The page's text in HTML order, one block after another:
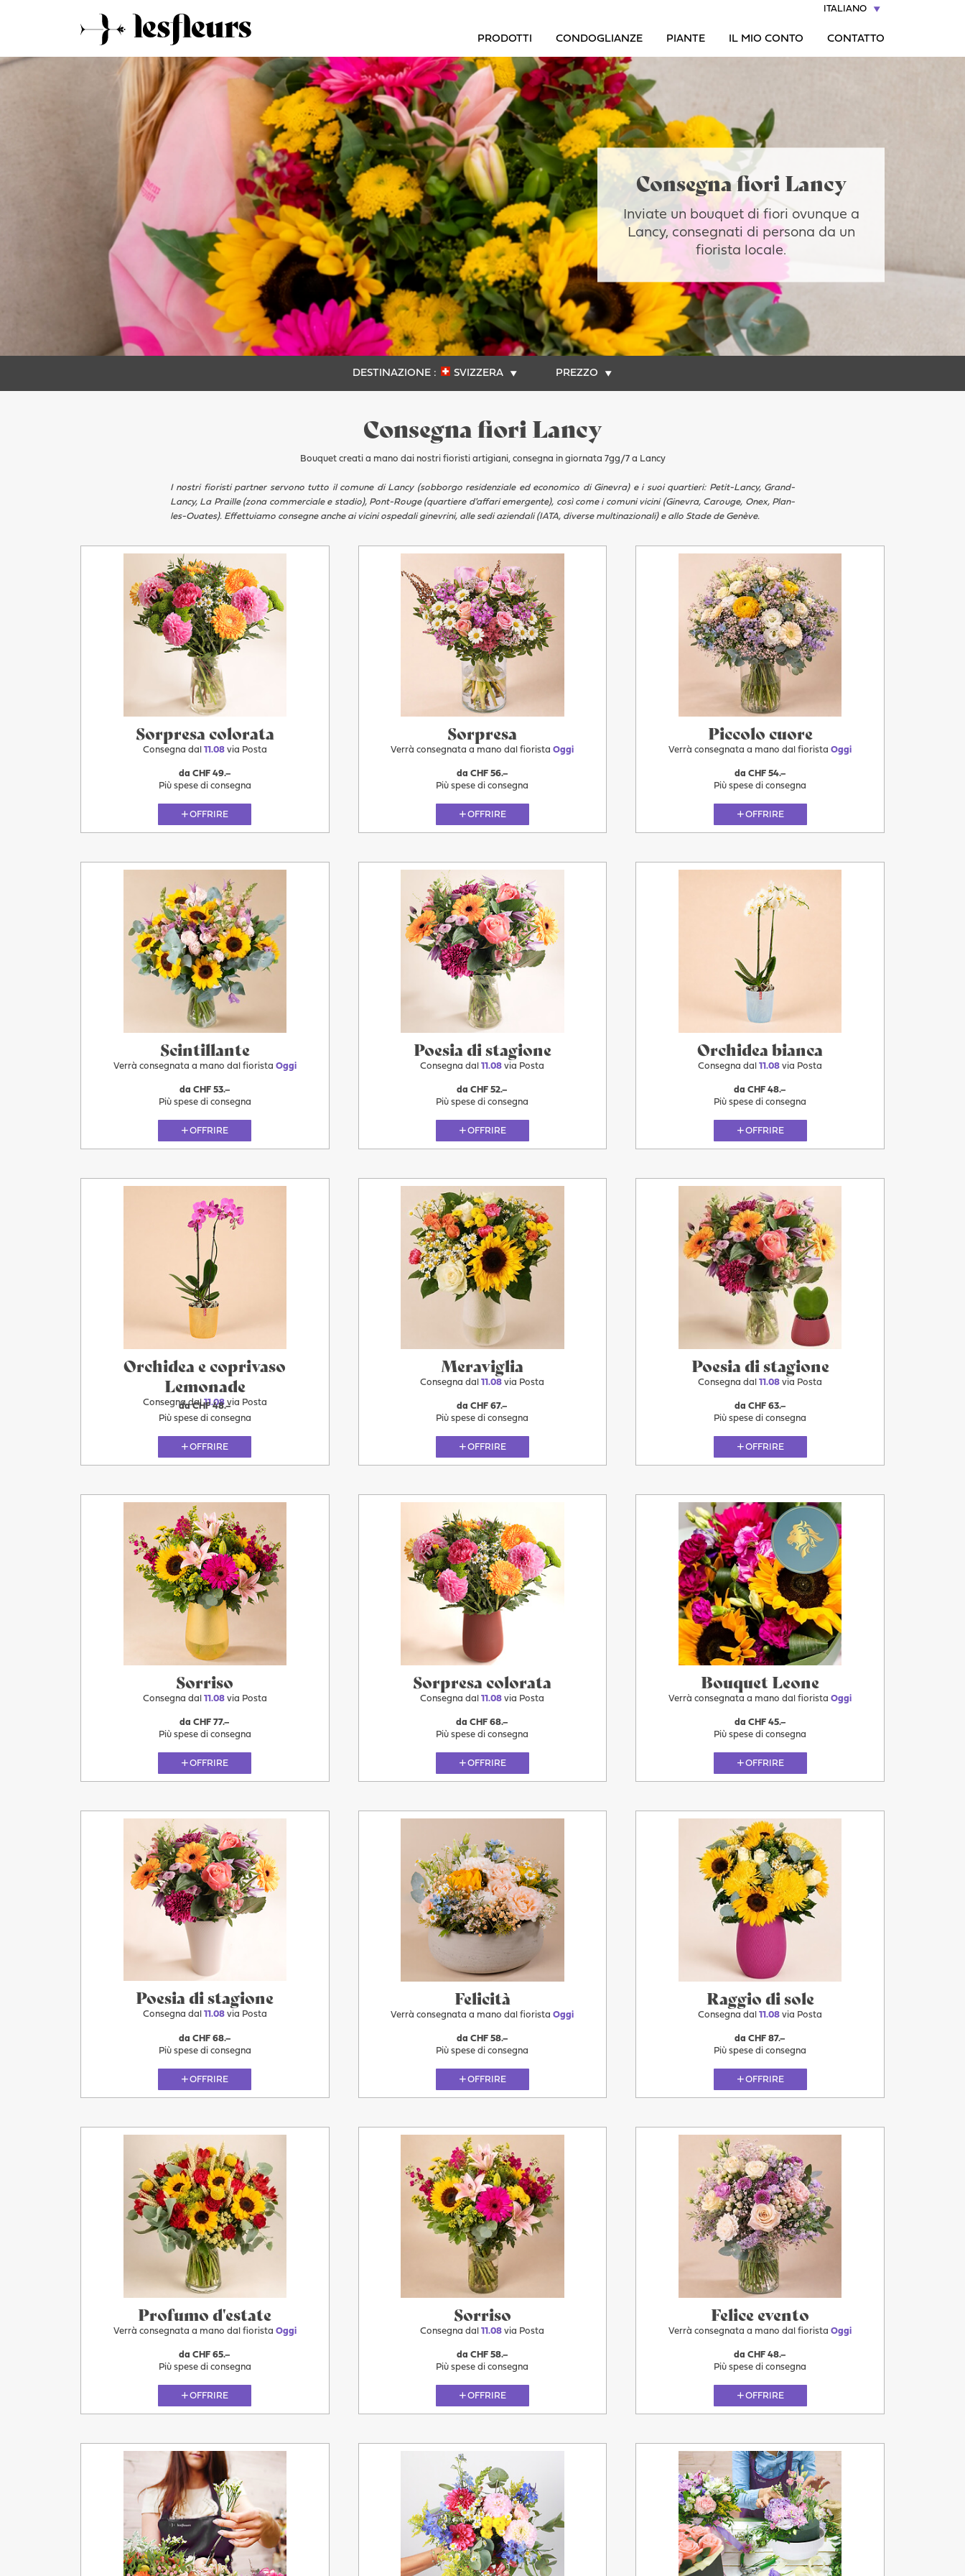
ITALIANO
PRODOTTI CONDOGLIANZE PIANTE IL MIO CONTO CONTATTO
Consegna fiori Lancy
Inviate un bouquet di fiori ovunque a
Lancy, consegnati di persona da un
fiorista locale.
DESTINAZIONE : SVIZZERA PREZZO
Consegna fiori Lancy
Bouquet creati a mano dai nostri fioristi artigiani, consegna in giornata 7gg/7 a Lancy
I nostri fioristi partner servono tutto il comune di Lancy (sobborgo residenziale ed economico di Ginevra) e i suoi quartieri: Petit-Lancy, Grand-
Lancy, La Praille (zona commerciale e stadio), Pont-Rouge (quartiere d'affari emergente), così come i comuni vicini (Ginevra, Carouge, Onex, Plan-
les-Ouates). Effettuiamo consegne anche ai vicini ospedali ginevrini, alle sedi aziendali (IATA, diverse multinazionali) e allo Stade de Genève.
Sorpresa colorata
Consegna dal 11.08via Posta
11.08
da CHF 49.–
Più spese di consegna
OFFRIRE
Sorpresa
Verrà consegnata a mano dal fioristaOggi
Più
Oggi
da CHF 56.–
Più spese di consegna
OFFRIRE
Piccolo cuore
Verrà consegnata a mano dal fioristaOggi
Oggi
da CHF 54.–
Più spese di consegna
OFFRIRE
Scintillante
Verrà consegnata a mano dal fiorista Oggi
Oggi
da CHF 53.–
Più spese di consegna
OFFRIRE
Poesia di stagione
Consegna dal11.08 via Posta
11.08
da CHF 52.–
Più spese di consegna
OFFRIRE
Orchidea bianca
Consegna dal11.08 via Posta
11.08
da CHF 48.–
Più spese di consegna
OFFRIRE
Orchidea e coprivaso
Lemonade
Consegna dal11.08via Posta
da CHF 48.–
Più spese di consegna
OFFRIRE
Meraviglia
Consegna dal11.08 via Posta
Più
11.08
da CHF 67.–
Più spese di consegna
OFFRIRE
Poesia di stagione
Consegna dal11.08 via Posta
11.08
da CHF 63.–
Più spese di consegna
OFFRIRE
Sorriso
Consegna dal 11.08via Posta
11.08
da CHF 77.–
Più spese di consegna
OFFRIRE
Sorpresa colorata
Consegna dal11.08 via Posta
11.08
da CHF 68.–
Più spese di consegna
OFFRIRE
Bouquet Leone
Verrà consegnata a mano dal fioristaOggi
Più
Oggi
da CHF 45.–
Più spese di consegna
OFFRIRE
Poesia di stagione
Consegna dal 11.08via Posta
11.08
da CHF 68.–
Più spese di consegna
OFFRIRE
Felicità
Verrà consegnata a mano dal fioristaOggi
Oggi
da CHF 58.–
Più spese di consegna
OFFRIRE
Raggio di sole
Consegna dal11.08 via Posta
Più
11.08
da CHF 87.–
Più spese di consegna
OFFRIRE
Profumo d'estate
Verrà consegnata a mano dal fiorista Oggi
Oggi
da CHF 65.–
Più spese di consegna
OFFRIRE
Sorriso
Consegna dal11.08 via Posta
11.08
da CHF 58.–
Più spese di consegna
OFFRIRE
Felice evento
Verrà consegnata a mano dal fioristaOggi
Oggi
da CHF 48.–
Più spese di consegna
OFFRIRE
11:32am on 11 July 2026